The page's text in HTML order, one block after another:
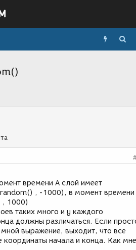
времени А слой имеет
, -1000), в момент времени
, 1000)
таких много и у каждого
должны различаться. Если
выражение, выходит, что все
начала и конца. Как мне